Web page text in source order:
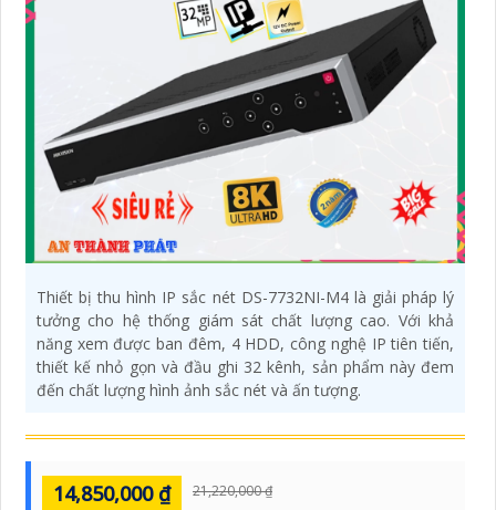
Thiết bị thu hình IP sắc nét DS-7732NI-M4 là giải pháp lý
tưởng cho hệ thống giám sát chất lượng cao. Với khả
năng xem được ban đêm, 4 HDD, công nghệ IP tiên tiến,
thiết kế nhỏ gọn và đầu ghi 32 kênh, sản phẩm này đem
đến chất lượng hình ảnh sắc nét và ấn tượng.
14,850,000 ₫ 21,220,000 ₫